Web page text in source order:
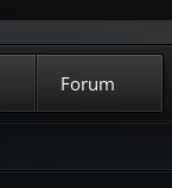
Forum